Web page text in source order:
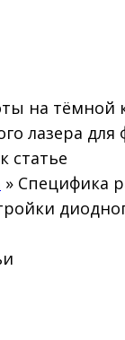
» Специфика